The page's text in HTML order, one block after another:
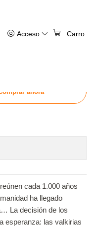
Acceso Carro
ahora
cada 1.000 años
ha llegado
La decisión de los
esperanza: las valkirias